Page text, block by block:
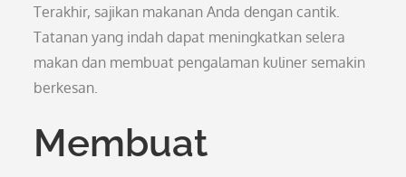
Terakhir, sajikan makanan Anda dengan cantik.
Tatanan yang indah dapat meningkatkan selera
makan dan membuat pengalaman kuliner semakin
berkesan.
Membuat